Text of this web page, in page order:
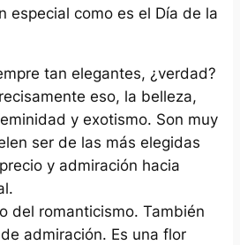
especial como es el Día de la
tan elegantes, ¿verdad?
eso, la belleza,
y exotismo. Son muy
ser de las más elegidas
y admiración hacia
del romanticismo. También
admiración. Es una flor